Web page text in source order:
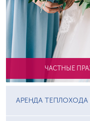
ЧАСТНЫЕ
АРЕНДА